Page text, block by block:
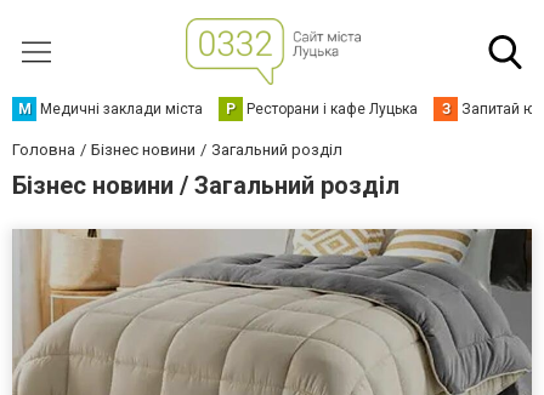
М Медичні заклади міста Р Ресторани і кафе Луцька З Запитай
Головна Бізнес новини Загальний розділ
Бізнес новини / Загальний розділ